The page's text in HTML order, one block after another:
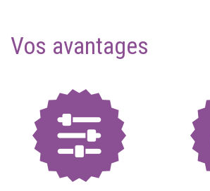
Vos avantages